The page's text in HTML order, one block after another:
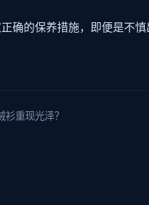
确的保养措施，即便是不
衫重现光泽？